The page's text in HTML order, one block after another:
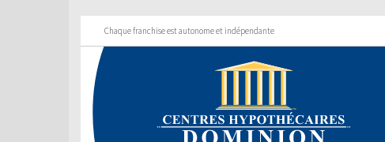
Chaque franchise est autonome et indépendante